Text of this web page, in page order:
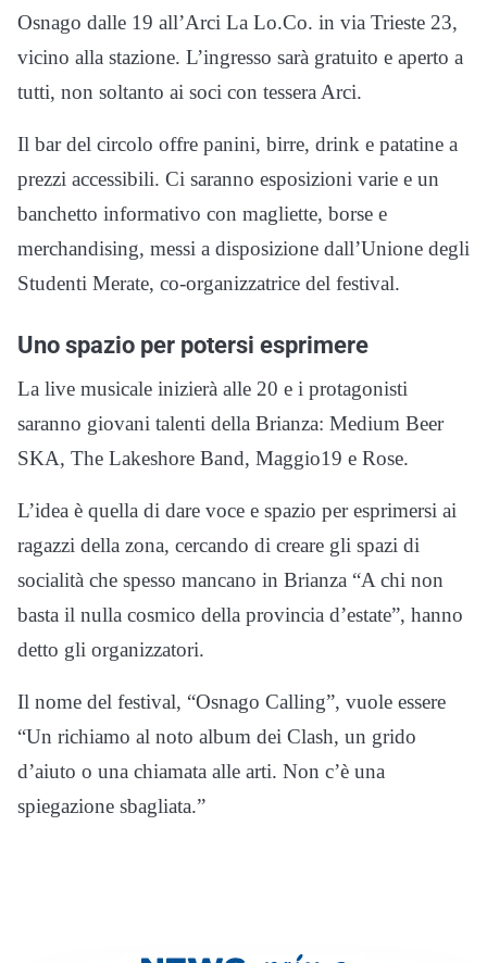
Osnago dalle 19 all’Arci La Lo.Co. in via Trieste 23,
vicino alla stazione. L’ingresso sarà gratuito e aperto a
tutti, non soltanto ai soci con tessera Arci.
Il bar del circolo offre panini, birre, drink e patatine a
prezzi accessibili. Ci saranno esposizioni varie e un
banchetto informativo con magliette, borse e
merchandising, messi a disposizione dall’Unione degli
Studenti Merate, co-organizzatrice del festival.
Uno spazio per potersi esprimere
La live musicale inizierà alle 20 e i protagonisti
saranno giovani talenti della Brianza: Medium Beer
SKA, The Lakeshore Band, Maggio19 e Rose.
L’idea è quella di dare voce e spazio per esprimersi ai
ragazzi della zona, cercando di creare gli spazi di
socialità che spesso mancano in Brianza “A chi non
basta il nulla cosmico della provincia d’estate”, hanno
detto gli organizzatori.
Il nome del festival, “Osnago Calling”, vuole essere
“Un richiamo al noto album dei Clash, un grido
d’aiuto o una chiamata alle arti. Non c’è una
spiegazione sbagliata.”